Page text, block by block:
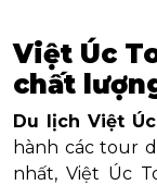
Việt Úc
chất
Du lịch Việt
hành các tour
nhất, Việt Úc